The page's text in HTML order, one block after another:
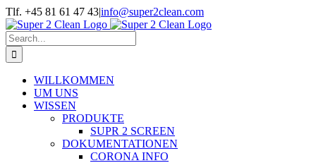
Skip
to
content
Tlf. +45 81 61 47 43|info@super2clean.com
Search
for:
WILLKOMMEN
UM UNS
WISSEN
PRODUKTE
SUPR 2 SCREEN
DOKUMENTATIONEN
CORONA INFO